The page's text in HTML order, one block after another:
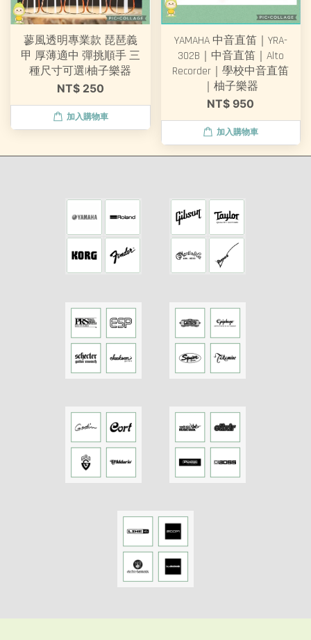
蓼風透明專業款 琵琶義
甲 厚薄適中 彈挑順手 三
種尺寸可選|柚子樂器
NT$ 250
加入購物車
YAMAHA 中音直笛｜YRA-
302B｜中音直笛｜Alto
Recorder｜學校中音直笛
｜柚子樂器
NT$ 950
加入購物車